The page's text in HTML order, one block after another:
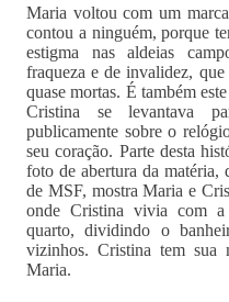
Maria voltou com um
contou a ninguém, porque
estigma nas aldeias
fraqueza e de invalidez, que
quase mortas. É também
Cristina se levantava
publicamente sobre o
seu coração. Parte desta
foto de abertura da
de MSF, mostra Maria e
onde Cristina vivia com
quarto, dividindo o
vizinhos. Cristina tem sua
Maria.